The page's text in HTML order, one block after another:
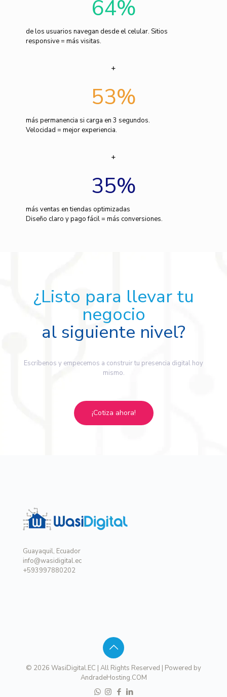
64%
de los usuarios navegan desde el celular. Sitios
responsive = más visitas.
53%
más permanencia si carga en 3 segundos.
Velocidad = mejor experiencia.
35%
más ventas en tiendas optimizadas
Diseño claro y pago fácil = más conversiones.
¿Listo para llevar tu
negocio
al siguiente nivel?
Escríbenos y empecemos a construir tu presencia digital hoy
mismo.
¡Cotiza ahora!
Guayaquil, Ecuador
info@wasidigital.ec
+593997880202
© 2026 WasiDigital.EC | All Rights Reserved | Powered by
AndradeHosting.COM